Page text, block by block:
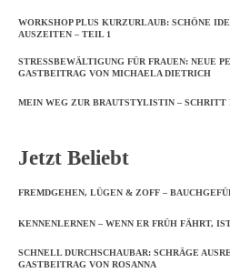
WORKSHOP PLUS KURZURLAUB: SCHÖNE
AUSZEITEN – TEIL 1
STRESSBEWÄLTIGUNG FÜR FRAUEN: NEUE
GASTBEITRAG VON MICHAELA DIETRICH
MEIN WEG ZUR BRAUTSTYLISTIN – SCHRITT
Jetzt Beliebt
FREMDGEHEN, LÜGEN & ZOFF –
KENNENLERNEN – WENN ER FRÜH FÄHRT,
SCHNELL DURCHSCHAUBAR: SCHRÄGE
GASTBEITRAG VON ROSANNA